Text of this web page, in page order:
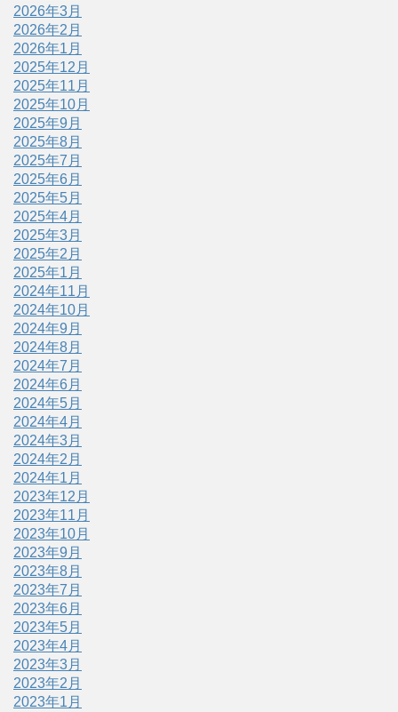
2026年3月
2026年2月
2026年1月
2025年12月
2025年11月
2025年10月
2025年9月
2025年8月
2025年7月
2025年6月
2025年5月
2025年4月
2025年3月
2025年2月
2025年1月
2024年11月
2024年10月
2024年9月
2024年8月
2024年7月
2024年6月
2024年5月
2024年4月
2024年3月
2024年2月
2024年1月
2023年12月
2023年11月
2023年10月
2023年9月
2023年8月
2023年7月
2023年6月
2023年5月
2023年4月
2023年3月
2023年2月
2023年1月